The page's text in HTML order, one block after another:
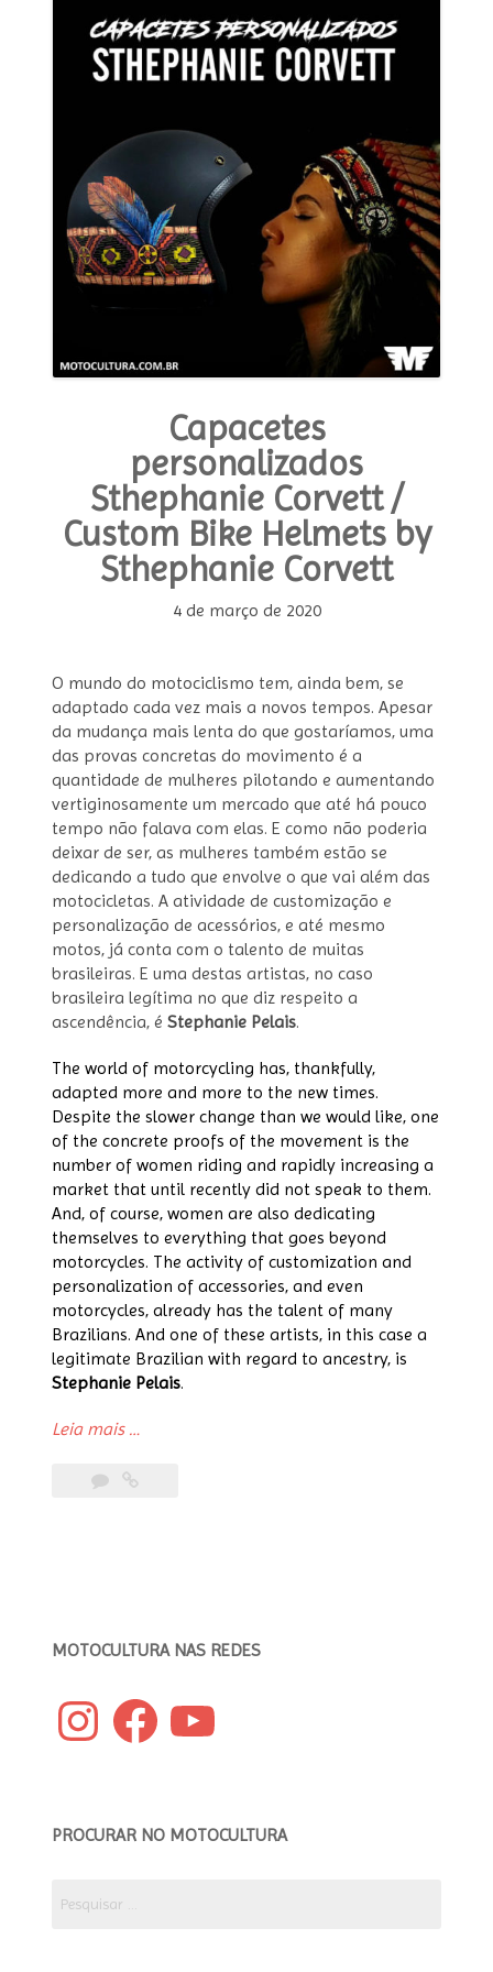
MODA E ESTILO
CONTATO
PODCAST
CONCURSO
Capacetes
personalizados
Sthephanie Corvett /
Custom Bike Helmets by
Sthephanie Corvett
4 de março de 2020
O mundo do motociclismo tem, ainda bem, se
adaptado cada vez mais a novos tempos. Apesar
da mudança mais lenta do que gostaríamos, uma
das provas concretas do movimento é a
quantidade de mulheres pilotando e aumentando
vertiginosamente um mercado que até há pouco
tempo não falava com elas. E como não poderia
deixar de ser, as mulheres também estão se
dedicando a tudo que envolve o que vai além das
motocicletas. A atividade de customização e
personalização de acessórios, e até mesmo
motos, já conta com o talento de muitas
brasileiras. E uma destas artistas, no caso
brasileira legítima no que diz respeito a
ascendência, é Stephanie Pelais.
The world of motorcycling has, thankfully,
adapted more and more to the new times.
Despite the slower change than we would like, one
of the concrete proofs of the movement is the
number of women riding and rapidly increasing a
market that until recently did not speak to them.
And, of course, women are also dedicating
themselves to everything that goes beyond
motorcycles. The activity of customization and
personalization of accessories, and even
motorcycles, already has the talent of many
Brazilians. And one of these artists, in this case a
legitimate Brazilian with regard to ancestry, is
Stephanie Pelais.
Leia mais “Capacetes
Sthephanie
Sthephanie
…
MOTOCULTURA NAS REDES
InstagramFacebookYouTube
PROCURAR NO MOTOCULTURA
por: